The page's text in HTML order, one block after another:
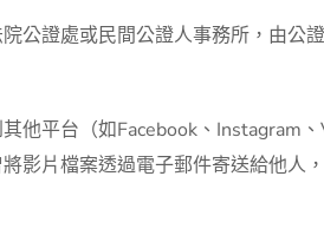
公證處或民間公證人事務所，由公
他平台（如Facebook、Instagram
片檔案透過電子郵件寄送給他人